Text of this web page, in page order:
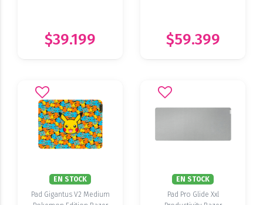
$39.199 $59.399
EN STOCK
Pad Gigantus V2 Medium
EN STOCK
Pad Pro Glide Xxl